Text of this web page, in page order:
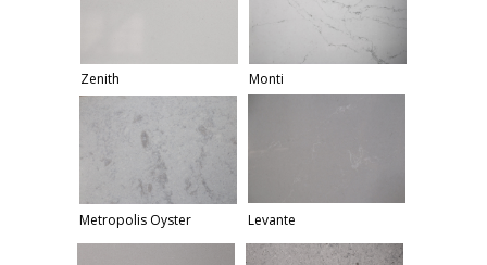
Zenith
Metropolis Oyster Levante
Monti